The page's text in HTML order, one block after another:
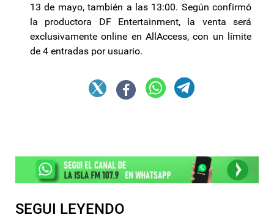
13 de mayo, también a las 13:00. Según confirmó
la productora DF Entertainment, la venta será
exclusivamente online en AllAccess, con un límite
de 4 entradas por usuario.
SEGUI LEYENDO